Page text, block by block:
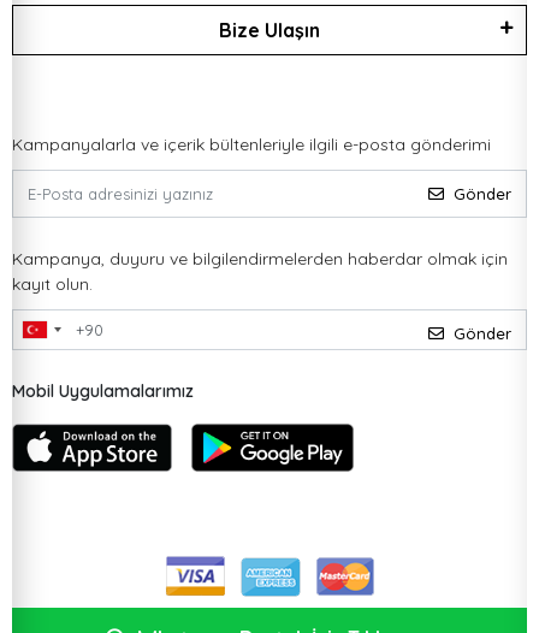
Bize Ulaşın
Kampanyalarla ve içerik bültenleriyle ilgili e-posta gönderimi
Gönder
Kampanya, duyuru ve bilgilendirmelerden haberdar olmak için
kayıt olun.
Gönder
Mobil Uygulamalarımız